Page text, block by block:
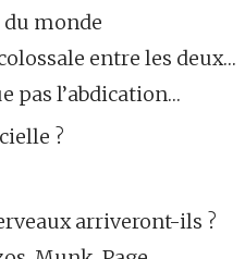
monde
entre les deux…
pas l’abdication…
?
arriveront-ils ?